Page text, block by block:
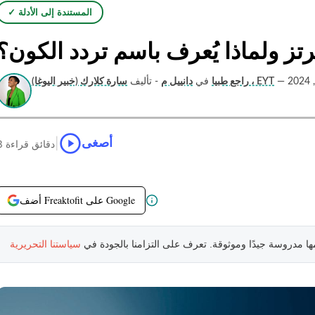
✓ المستندة إلى الأدلة
راجع طبيا في دانييل م - تأليف سارة كلارك (خبير اليوغا) ، EYT —
3 دقائق قراءة أصغى
أضف Freaktofit على Google
مدروسة جيدًا وموثوقة. تعرف على التزامنا بالجودة في سياستنا التحريرية